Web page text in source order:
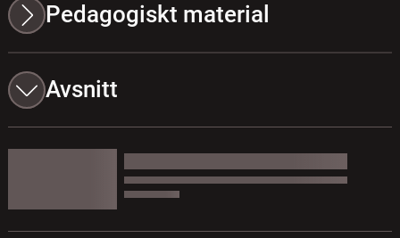
Pedagogiskt material
Avsnitt